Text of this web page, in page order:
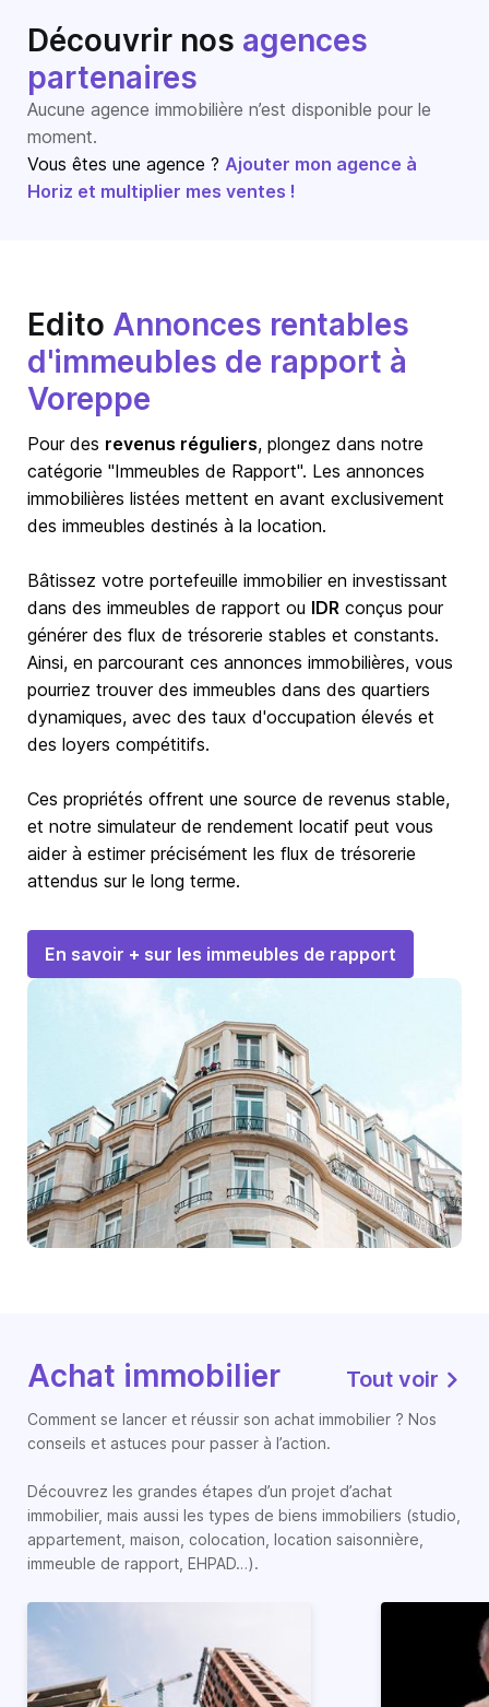
Découvrir nos agences
partenaires
Aucune agence immobilière n’est disponible pour le
moment.
Vous êtes une agence ? Ajouter mon agence à
Horiz et multiplier mes ventes !
Edito Annonces rentables
d'immeubles de rapport à
Voreppe
Pour des revenus réguliers, plongez dans notre
catégorie "Immeubles de Rapport". Les annonces
immobilières listées mettent en avant exclusivement
des immeubles destinés à la location.
Bâtissez votre portefeuille immobilier en investissant
dans des immeubles de rapport ou IDR conçus pour
générer des flux de trésorerie stables et constants.
Ainsi, en parcourant ces annonces immobilières, vous
pourriez trouver des immeubles dans des quartiers
dynamiques, avec des taux d'occupation élevés et
des loyers compétitifs.
Ces propriétés offrent une source de revenus stable,
et notre simulateur de rendement locatif peut vous
aider à estimer précisément les flux de trésorerie
attendus sur le long terme.
En savoir + sur les immeubles de rapport
Achat immobilier Tout voir
Comment se lancer et réussir son achat immobilier ? Nos
conseils et astuces pour passer à l’action.
Découvrez les grandes étapes d’un projet d’achat
immobilier, mais aussi les types de biens immobiliers (studio,
appartement, maison, colocation, location saisonnière,
immeuble de rapport, EHPAD…).